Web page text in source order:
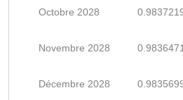
Octobre 2028
Novembre 2028
Décembre 2028